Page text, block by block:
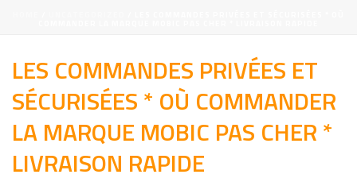
LES COMMANDES PRIVÉES ET
SÉCURISÉES * OÙ COMMANDER
LA MARQUE MOBIC PAS CHER *
LIVRAISON RAPIDE